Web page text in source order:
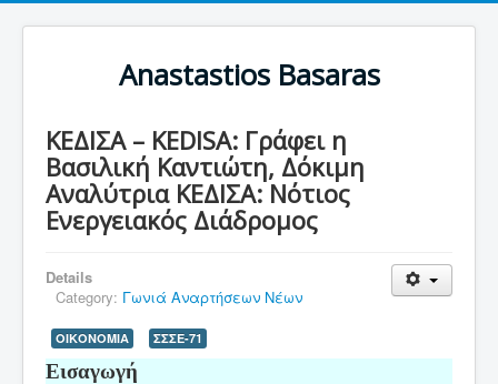
Anastastios Basaras
ΚΕΔΙΣΑ – KEDISA: Γράφει η
Βασιλική Καντιώτη, Δόκιμη
Αναλύτρια ΚΕΔΙΣΑ: Νότιος
Ενεργειακός Διάδρομος
Details
Category: Γωνιά Αναρτήσεων Νέων
ΟΙΚΟΝΟΜΙΑ ΣΣΣΕ-71
Εισαγωγή